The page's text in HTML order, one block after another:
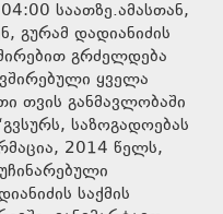
საათზე.ამასთან,
გურამ დადიანიძის
გრძელდება
ყველა
თვის განმავლობაში
საზოგადოებას
2014 წელს,
საქმის